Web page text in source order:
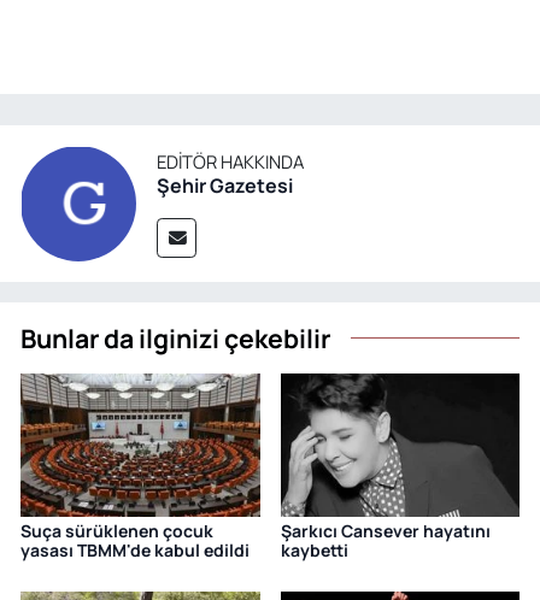
EDITÖR HAKKINDA
Şehir Gazetesi
Bunlar da ilginizi çekebilir
Suça sürüklenen çocuk
yasası TBMM'de kabul edildi
Şarkıcı Cansever hayatını
kaybetti